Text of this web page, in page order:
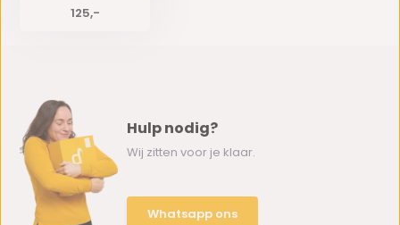
125,-
Hulp nodig?
Wij zitten voor je klaar.
Whatsapp ons